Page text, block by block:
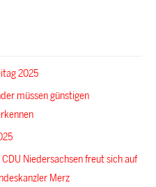
2025
müssen günstigen
Niedersachsen freut sich auf
Merz